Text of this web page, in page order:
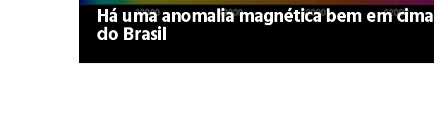
Há uma anomalia magnética bem em cima
do Brasil